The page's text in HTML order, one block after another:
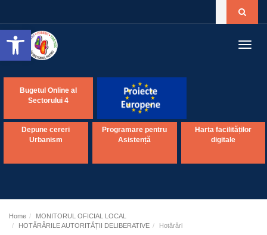
Open toolbar
Bugetul Online al
Sectorului 4
Depune cereri
Urbanism
Programare pentru
Asistență
Harta facilităților
digitale
Home
MONITORUL OFICIAL LOCAL
HOTĂRÂRILE AUTORITĂȚII DELIBERATIVE
Hotărâri